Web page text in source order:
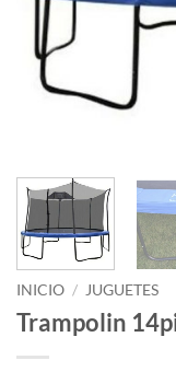
INICIO / JUGUETES
Trampolin